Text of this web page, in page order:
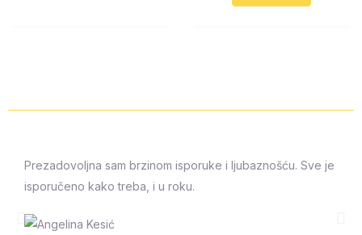
Prezadovoljna sam brzinom isporuke i ljubaznošću. Sve je
isporučeno kako treba, i u roku.
Prethodna